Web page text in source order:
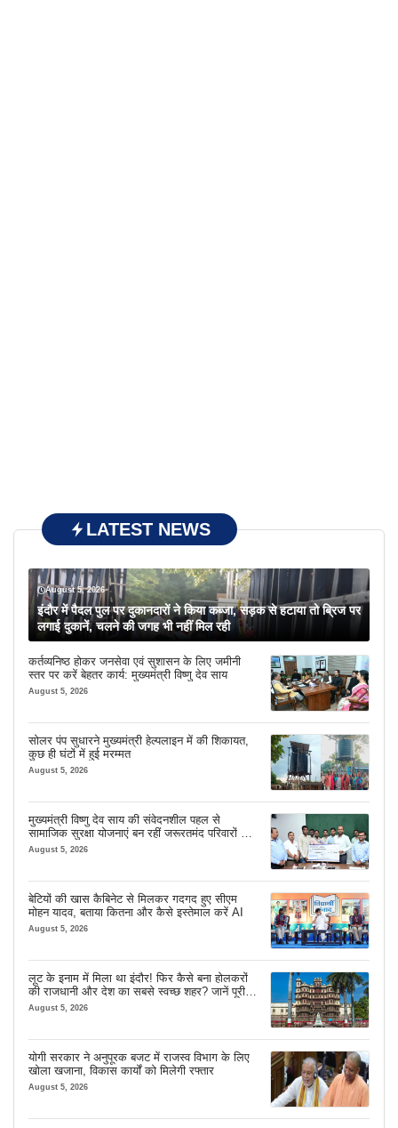
LATEST NEWS
August 5, 2026
इंदौर में पैदल पुल पर दुकानदारों ने किया कब्जा, सड़क से हटाया तो ब्रिज पर
लगाई दुकानें, चलने की जगह भी नहीं मिल रही
कर्तव्यनिष्ठ होकर जनसेवा एवं सुशासन के लिए जमीनी
स्तर पर करें बेहतर कार्य: मुख्यमंत्री विष्णु देव साय
August 5, 2026
सोलर पंप सुधारने मुख्यमंत्री हेल्पलाइन में की शिकायत,
कुछ ही घंटों में हुई मरम्मत
August 5, 2026
मुख्यमंत्री विष्णु देव साय की संवेदनशील पहल से
सामाजिक सुरक्षा योजनाएं बन रहीं जरूरतमंद परिवारों का
मजबूत सहारा
August 5, 2026
बेटियों की खास कैबिनेट से मिलकर गदगद हुए सीएम
मोहन यादव, बताया कितना और कैसे इस्तेमाल करें AI
August 5, 2026
लूट के इनाम में मिला था इंदौर! फिर कैसे बना होलकरों
की राजधानी और देश का सबसे स्वच्छ शहर? जानें पूरी
कहानी
August 5, 2026
योगी सरकार ने अनुपूरक बजट में राजस्व विभाग के लिए
खोला खजाना, विकास कार्यों को मिलेगी रफ्तार
August 5, 2026